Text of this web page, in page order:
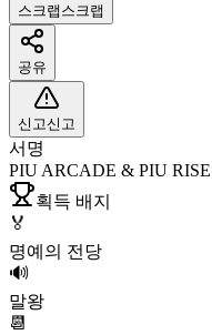
스크랩 스크랩
공유
신고신고
서명
PIU ARCADE & PIU RISE
획득 배지
🏅
명예의 전당
🔊
말왕
📆